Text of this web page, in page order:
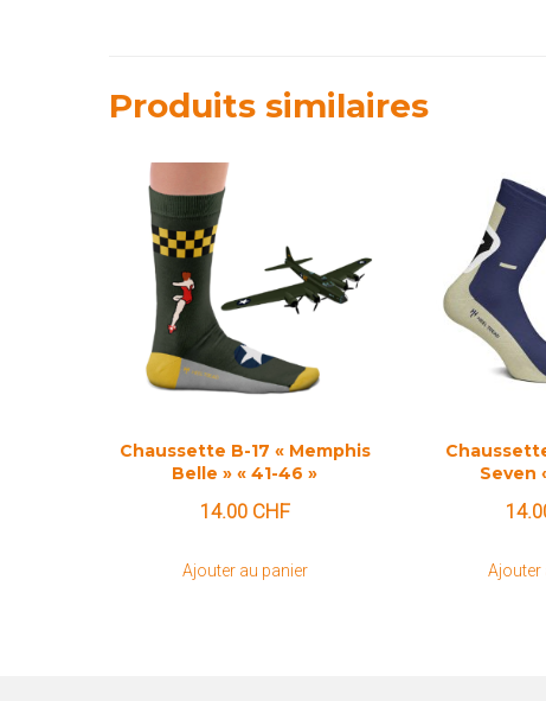
Produits similaires
Chaussette B-17 « Memphis
Belle » « 41-46 »
14.00 CHF
Ajouter au panier
Seven
Ajouter